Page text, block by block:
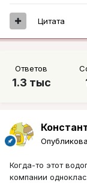
Цитата
Ответов
1.3 тыс
Когда-то этот
компании